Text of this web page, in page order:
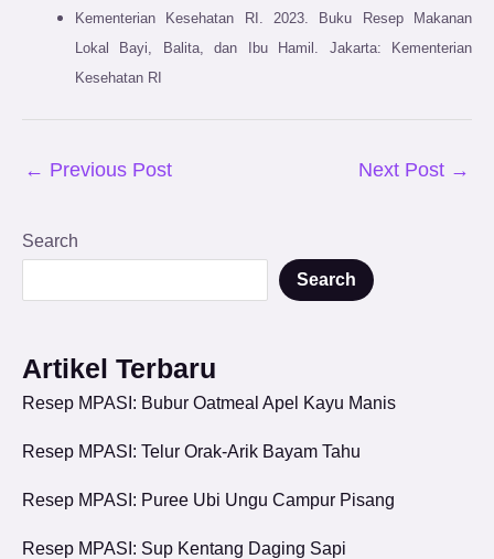
Kementerian Kesehatan RI. 2023. Buku Resep Makanan
Lokal Bayi, Balita, dan Ibu Hamil. Jakarta: Kementerian
Kesehatan RI
← Previous Post Next Post →
Search
Search
Artikel Terbaru
Resep MPASI: Bubur Oatmeal Apel Kayu Manis
Resep MPASI: Telur Orak-Arik Bayam Tahu
Resep MPASI: Puree Ubi Ungu Campur Pisang
Resep MPASI: Sup Kentang Daging Sapi